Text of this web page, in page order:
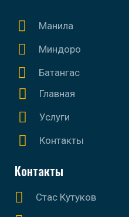
Манила
Миндоро
Батангас
Главная
Услуги
Контакты
Контакты
Стас Кутуков